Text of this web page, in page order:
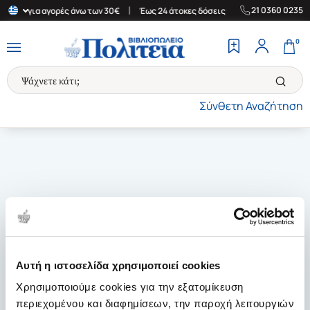
Αυτή η ιστοσελίδα χρησιμοποιεί cookies
Χρησιμοποιούμε cookies για την εξατομίκευση
περιεχομένου και διαφημίσεων, την παροχή λειτουργιών
για αγορές άνω των 30€ Έως 24 άτοκες δόσεις | Δωρεάν
21 0360 0235
Σύνθετη Αναζήτηση
0